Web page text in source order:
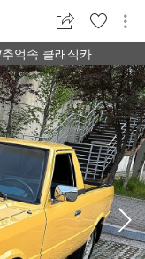
억속 클래식카